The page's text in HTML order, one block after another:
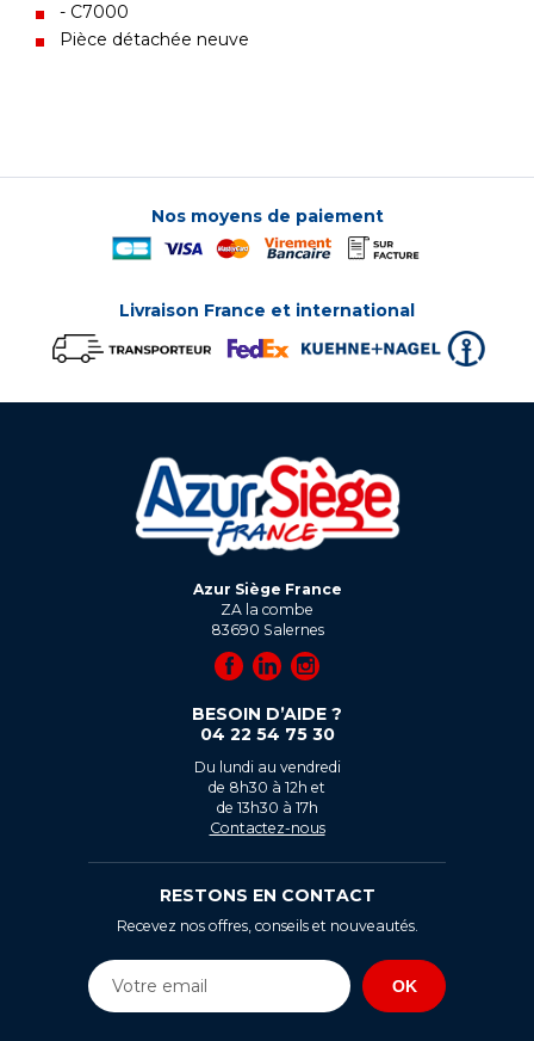
- C7000
Pièce détachée neuve
Nos moyens de paiement
Livraison France et international
Azur Siège France
ZA la combe
83690 Salernes
BESOIN D’AIDE ?
04 22 54 75 30
Du lundi au vendredi
de 8h30 à 12h et
de 13h30 à 17h
Contactez-nous
RESTONS EN CONTACT
Recevez nos offres, conseils et nouveautés.